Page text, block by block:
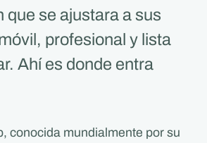
que se ajustara a sus
profesional y lista
Ahí es donde entra
conocida mundialmente por su